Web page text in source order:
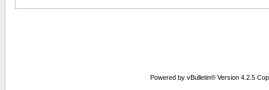
Powered by vBulletin® Version 4.2.5